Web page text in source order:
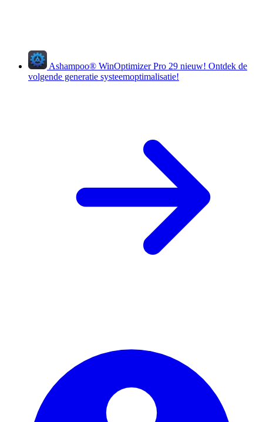
Ashampoo® WinOptimizer Pro 29 nieuw! Ontdek de
volgende generatie systeemoptimalisatie!